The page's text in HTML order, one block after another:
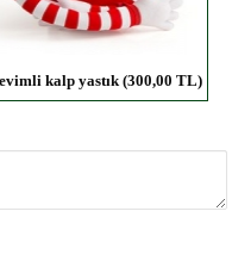
kalp yastık (300,00 TL)